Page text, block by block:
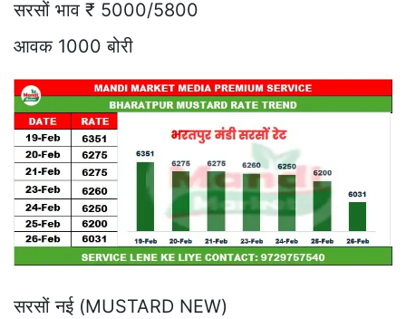
सरसों भाव ₹ 5000/5800
आवक 1000 बोरी
सरसों नई (MUSTARD NEW)